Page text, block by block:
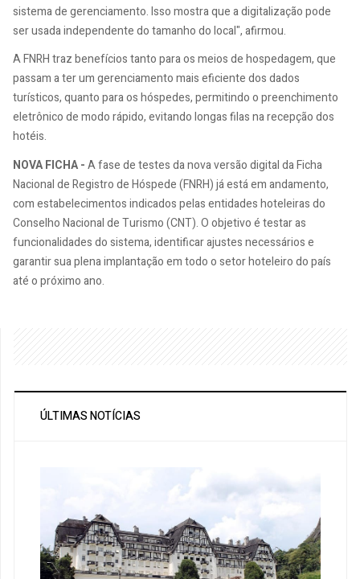
sistema de gerenciamento. Isso mostra que a digitalização pode
ser usada independente do tamanho do local", afirmou.
A FNRH traz benefícios tanto para os meios de hospedagem, que
passam a ter um gerenciamento mais eficiente dos dados
turísticos, quanto para os hóspedes, permitindo o preenchimento
eletrônico de modo rápido, evitando longas filas na recepção dos
hotéis.
NOVA FICHA -A fase de testes da nova versão digital da Ficha
Nacional de Registro de Hóspede (FNRH) já está em andamento,
com estabelecimentos indicados pelas entidades hoteleiras do
Conselho Nacional de Turismo (CNT). O objetivo é testar as
funcionalidades do sistema, identificar ajustes necessários e
garantir sua plena implantação em todo o setor hoteleiro do país
até o próximo ano.
ÚLTIMAS NOTÍCIAS